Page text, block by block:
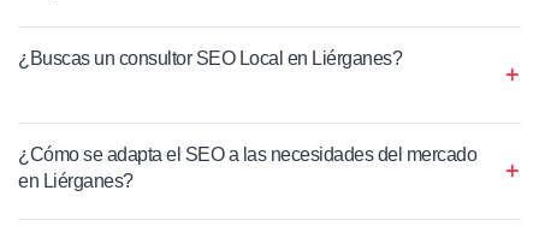
¿Buscas un consultor SEO Local en Liérganes?
¿Cómo se adapta el SEO a las necesidades del mercado
en Liérganes?